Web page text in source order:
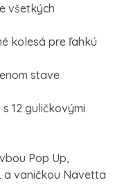
všetkých
kolesá pre ľahkú
stave
12 guličkovými
Pop Up,
a vaničkou Navetta